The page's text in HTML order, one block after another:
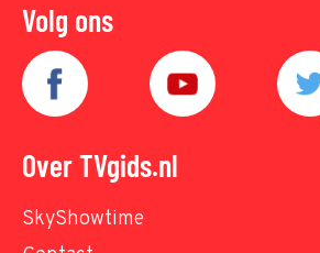
Volg ons
Over TVgids.nl
SkyShowtime